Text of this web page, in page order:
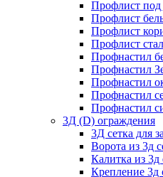
Профлист под
Профлист
Профлист
Профлист
Профнастил
Профнастил
Профнастил
Профнастил
Профнастил
3Д (D) ограждения
3Д сетка для
Ворота из 3д
Калитка из 3д
Крепление 3д